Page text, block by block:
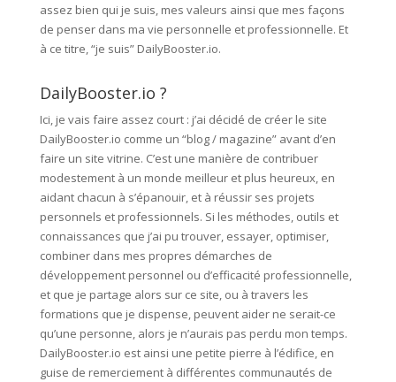
assez bien qui je suis, mes valeurs ainsi que mes façons
de penser dans ma vie personnelle et professionnelle. Et
à ce titre, “je suis” DailyBooster.io.
DailyBooster.io ?
Ici, je vais faire assez court : j’ai décidé de créer le site
DailyBooster.io comme un “blog / magazine” avant d’en
faire un site vitrine. C’est une manière de contribuer
modestement à un monde meilleur et plus heureux, en
aidant chacun à s’épanouir, et à réussir ses projets
personnels et professionnels. Si les méthodes, outils et
connaissances que j’ai pu trouver, essayer, optimiser,
combiner dans mes propres démarches de
développement personnel ou d’efficacité professionnelle,
et que je partage alors sur ce site, ou à travers les
formations que je dispense, peuvent aider ne serait-ce
qu’une personne, alors je n’aurais pas perdu mon temps.
DailyBooster.io est ainsi une petite pierre à l’édifice, en
guise de remerciement à différentes communautés de